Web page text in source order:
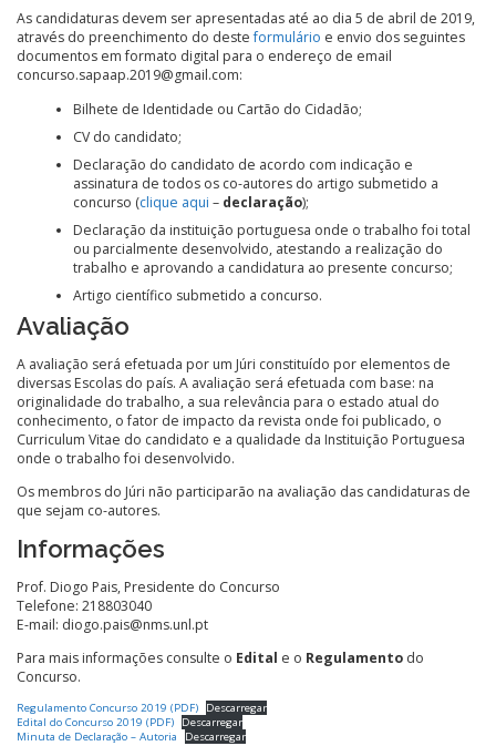
As candidaturas devem ser apresentadas até ao dia 5 de abril de 2019,
através do preenchimento do desteformulário e envio dos seguintes
documentos em formato digital para o endereço de email
concurso.sapaap.2019@gmail.com:
Bilhete de Identidade ou Cartão do Cidadão;
CV do candidato;
Declaração do candidato de acordo com indicação e
assinatura de todos os co-autores do artigo submetido a
concurso (clique aqui – declaração);
Declaração da instituição portuguesa onde o trabalho foi total
ou parcialmente desenvolvido, atestando a realização do
trabalho e aprovando a candidatura ao presente concurso;
Artigo científico submetido a concurso.
Avaliação
A avaliação será efetuada por um Júri constituído por elementos de
diversas Escolas do país. A avaliação será efetuada com base: na
originalidade do trabalho, a sua relevância para o estado atual do
conhecimento, o fator de impacto da revista onde foi publicado, o
Curriculum Vitae do candidato e a qualidade da Instituição Portuguesa
onde o trabalho foi desenvolvido.
Os membros do Júri não participarão na avaliação das candidaturas de
que sejam co-autores.
Informações
Prof. Diogo Pais, Presidente do Concurso
Telefone: 218803040
E-mail: diogo.pais@nms.unl.pt
Para mais informações consulte o Edital e o Regulamento do
Concurso.
Regulamento Concurso 2019 (PDF)
Descarregar
Edital do Concurso 2019 (PDF)
Descarregar
Minuta de Declaração – Autoria
Descarregar